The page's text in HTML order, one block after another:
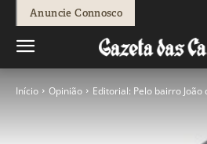
Anuncie Connosco
Início Opinião Editorial: Pelo bairro João